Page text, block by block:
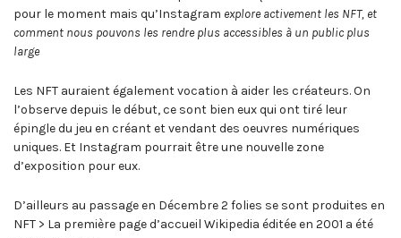
pour le moment mais qu’Instagram explore activement les NFT, et
comment nous pouvons les rendre plus accessibles à un public plus
large
Les NFT auraient également vocation à aider les créateurs. On
l’observe depuis le début, ce sont bien eux qui ont tiré leur
épingle du jeu en créant et vendant des oeuvres numériques
uniques. Et Instagram pourrait être une nouvelle zone
d’exposition pour eux.
D’ailleurs au passage en Décembre 2 folies se sont produites en
NFT > La première page d’accueil Wikipedia éditée en 2001 a été